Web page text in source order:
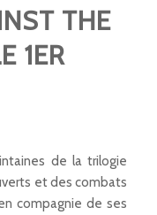
THE
1ER
de la trilogie
et des combats
compagnie de ses